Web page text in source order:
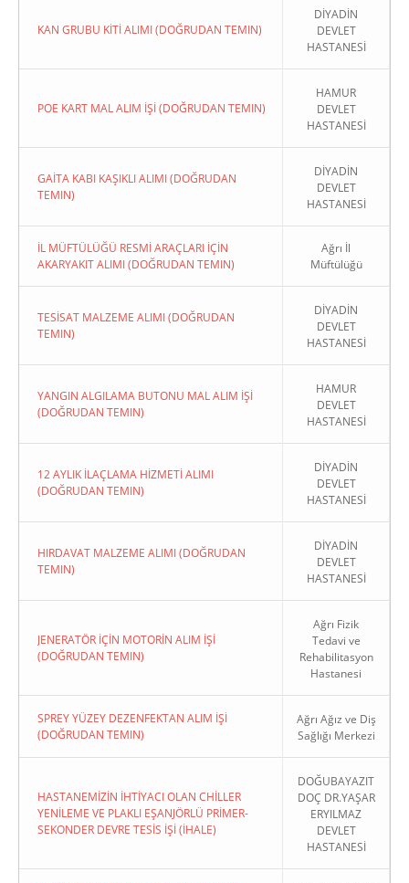
KAN GRUBU KİTİ ALIMI (DOĞRUDAN TEMIN)
DİYADİN
DEVLET
HASTANESİ
POE KART MAL ALIM İŞİ (DOĞRUDAN TEMIN)
HAMUR
DEVLET
HASTANESİ
GAİTA KABI KAŞIKLI ALIMI (DOĞRUDAN
TEMIN)
DİYADİN
DEVLET
HASTANESİ
İL MÜFTÜLÜĞÜ RESMİ ARAÇLARI İÇİN
AKARYAKIT ALIMI (DOĞRUDAN TEMIN)
Ağrı İl
Müftülüğü
TESİSAT MALZEME ALIMI (DOĞRUDAN
TEMIN)
DİYADİN
DEVLET
HASTANESİ
YANGIN ALGILAMA BUTONU MAL ALIM İŞİ
(DOĞRUDAN TEMIN)
HAMUR
DEVLET
HASTANESİ
12 AYLIK İLAÇLAMA HİZMETİ ALIMI
(DOĞRUDAN TEMIN)
DİYADİN
DEVLET
HASTANESİ
HIRDAVAT MALZEME ALIMI (DOĞRUDAN
TEMIN)
DİYADİN
DEVLET
HASTANESİ
JENERATÖR İÇİN MOTORİN ALIM İŞİ
(DOĞRUDAN TEMIN)
Ağrı Fizik
Tedavi ve
Rehabilitasyon
Hastanesi
SPREY YÜZEY DEZENFEKTAN ALIM İŞİ
(DOĞRUDAN TEMIN)
Ağrı Ağız ve Diş
Sağlığı Merkezi
HASTANEMİZİN İHTİYACI OLAN CHİLLER
YENİLEME VE PLAKLI EŞANJÖRLÜ PRİMER-
SEKONDER DEVRE TESİS İŞİ (İHALE)
DOĞUBAYAZIT
DOÇ DR.YAŞAR
ERYILMAZ
DEVLET
HASTANESİ